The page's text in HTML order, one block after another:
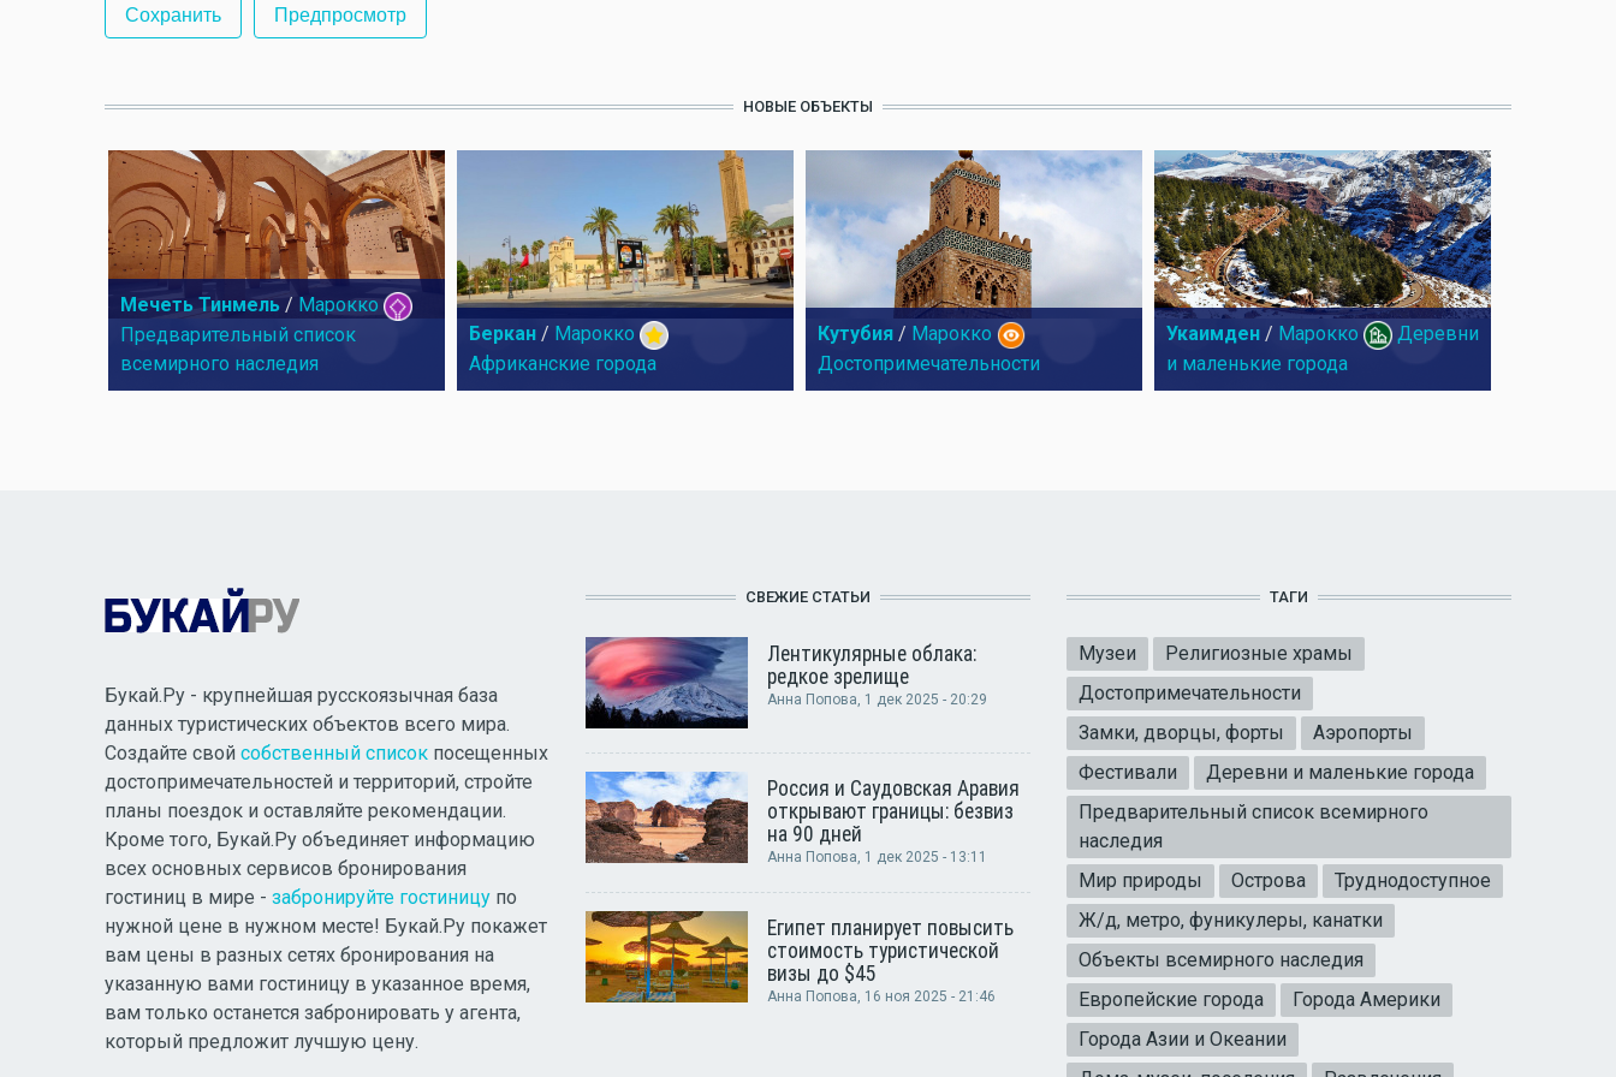
НОВЫЕ ОБЪЕКТЫ
Мечеть Тинмель / Марокко
Предварительный список
всемирного наследия
Беркан / Марокко
Африканские города
Кутубия / Марокко
Достопримечательности
Укаимден / Марокко
Деревни
и маленькие города
Букай.Ру - крупнейшая русскоязычная база
данных туристических объектов всего мира.
Создайте свой собственный список посещенных
достопримечательностей и территорий, стройте
планы поездок и оставляйте рекомендации.
Кроме того, Букай.Ру объединяет информацию
всех основных сервисов бронирования
гостиниц в мире - забронируйте гостиницу по
нужной цене в нужном месте! Букай.Ру покажет
вам цены в разных сетях бронирования на
указанную вами гостиницу в указанное время,
вам только останется забронировать у агента,
который предложит лучшую цену.
СВЕЖИЕ СТАТЬИ
Лентикулярные облака:
редкое зрелище
Анна Попова, 1 дек 2025 - 20:29
Россия и Саудовская Аравия
открывают границы: безвиз
на 90 дней
Анна Попова, 1 дек 2025 - 13:11
Египет планирует повысить
стоимость туристической
визы до $45
Анна Попова, 16 ноя 2025 - 21:46
ТАГИ
Музеи
Религиозные храмы
Достопримечательности
Замки, дворцы, форты
Аэропорты
Фестивали
Деревни и маленькие города
Предварительный список всемирного
наследия
Мир природы
Острова
Труднодоступное
Ж/д, метро, фуникулеры, канатки
Объекты всемирного наследия
Европейские города
Города Америки
Города Азии и Океании